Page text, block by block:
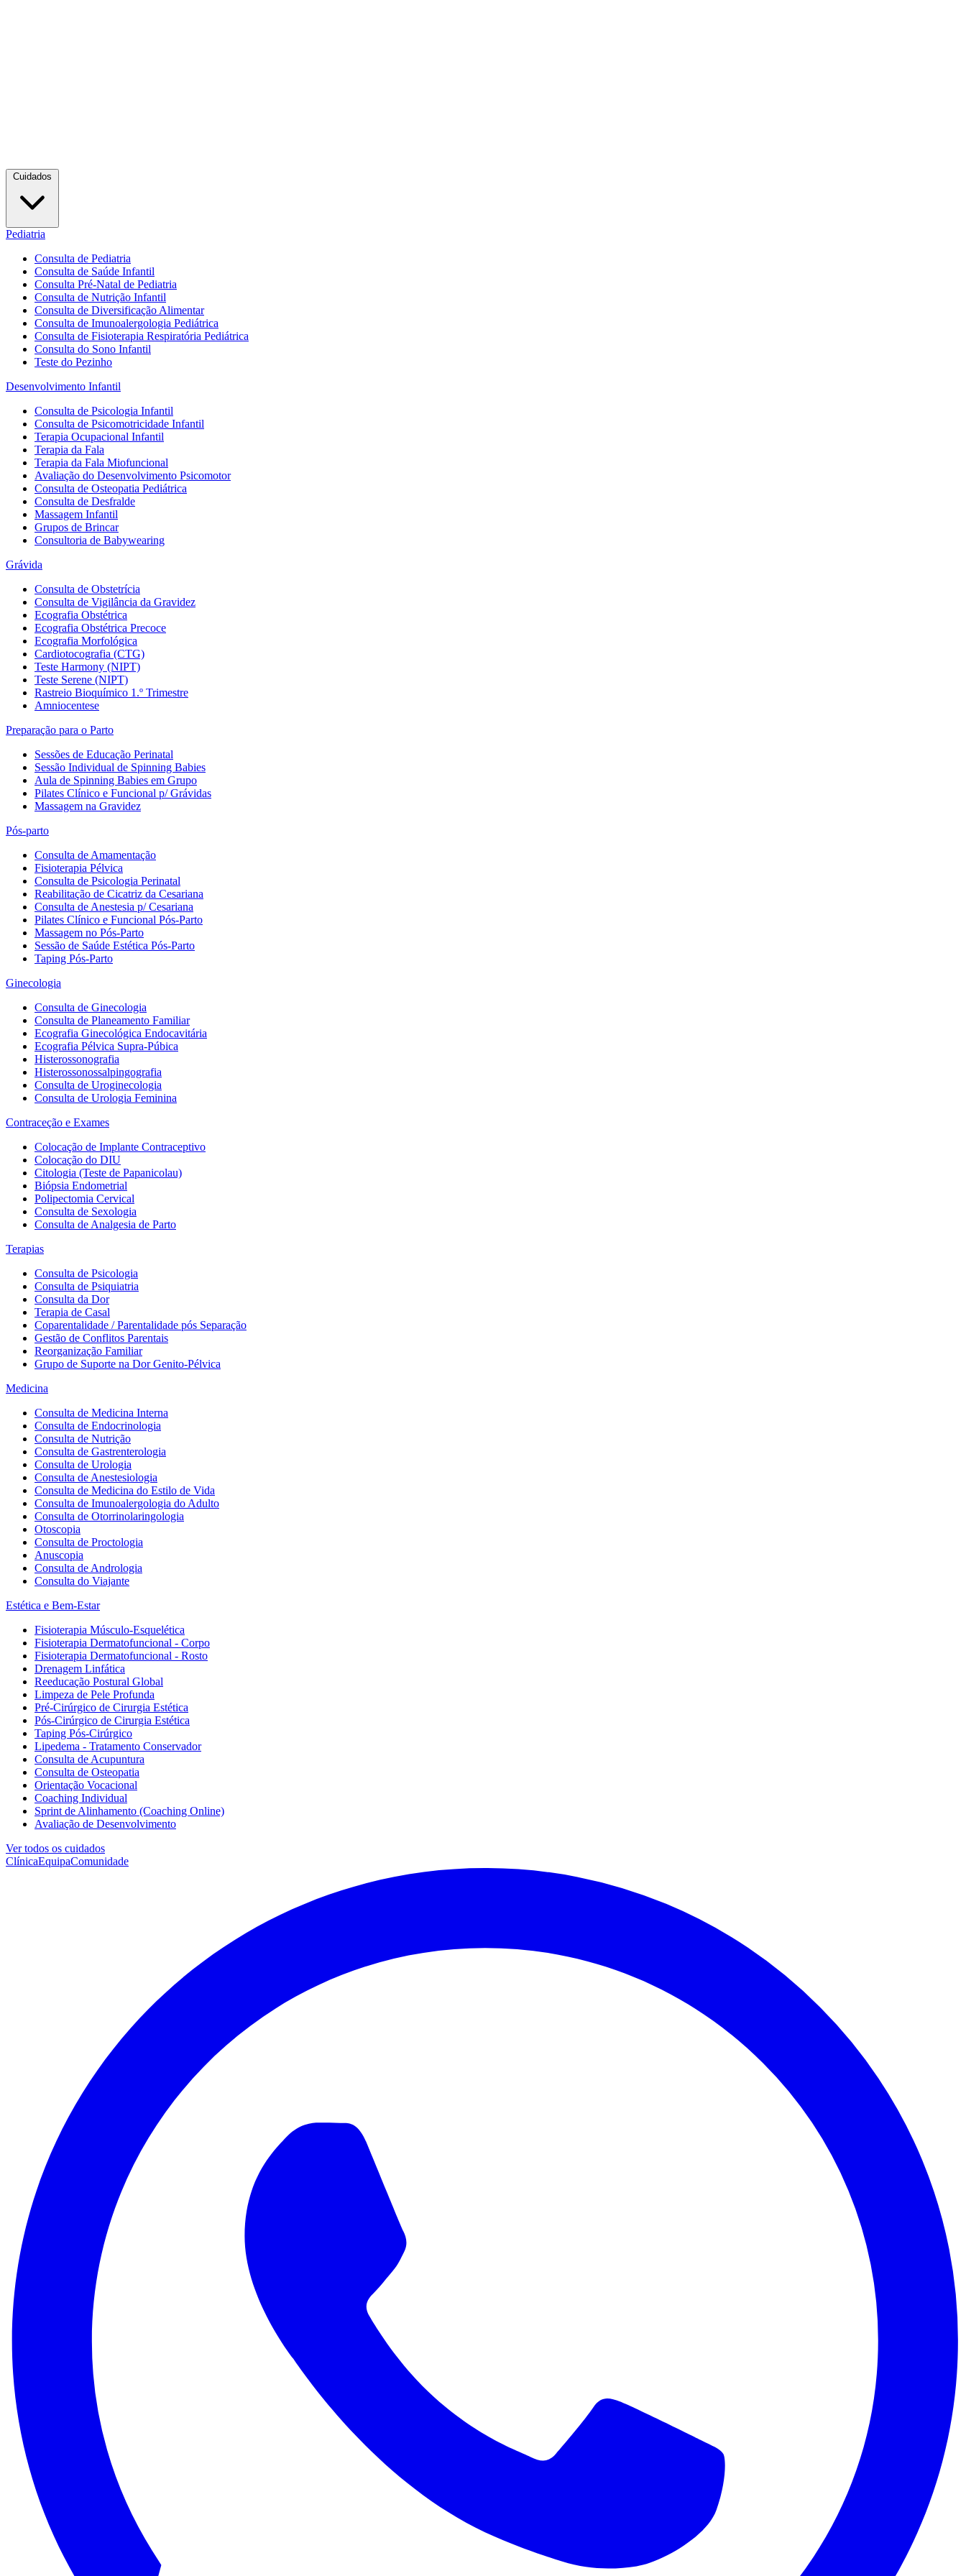
Pediatria
Consulta de Pediatria
Consulta de Saúde Infantil
Consulta Pré-Natal de Pediatria
Consulta de Nutrição Infantil
Consulta de Diversificação Alimentar
Consulta de Imunoalergologia Pediátrica
Consulta de Fisioterapia Respiratória Pediátrica
Consulta do Sono Infantil
Teste do Pezinho
Desenvolvimento Infantil
Consulta de Psicologia Infantil
Consulta de Psicomotricidade Infantil
Terapia Ocupacional Infantil
Terapia da Fala
Terapia da Fala Miofuncional
Avaliação do Desenvolvimento Psicomotor
Consulta de Osteopatia Pediátrica
Consulta de Desfralde
Massagem Infantil
Grupos de Brincar
Consultoria de Babywearing
Grávida
Consulta de Obstetrícia
Consulta de Vigilância da Gravidez
Ecografia Obstétrica
Ecografia Obstétrica Precoce
Ecografia Morfológica
Cardiotocografia (CTG)
Teste Harmony (NIPT)
Teste Serene (NIPT)
Rastreio Bioquímico 1.º Trimestre
Amniocentese
Preparação para o Parto
Sessões de Educação Perinatal
Sessão Individual de Spinning Babies
Aula de Spinning Babies em Grupo
Pilates Clínico e Funcional p/ Grávidas
Massagem na Gravidez
Pós-parto
Consulta de Amamentação
Fisioterapia Pélvica
Consulta de Psicologia Perinatal
Reabilitação de Cicatriz da Cesariana
Consulta de Anestesia p/ Cesariana
Pilates Clínico e Funcional Pós-Parto
Massagem no Pós-Parto
Sessão de Saúde Estética Pós-Parto
Taping Pós-Parto
Ginecologia
Consulta de Ginecologia
Consulta de Planeamento Familiar
Ecografia Ginecológica Endocavitária
Ecografia Pélvica Supra-Púbica
Histerossonografia
Histerossonossalpingografia
Consulta de Uroginecologia
Consulta de Urologia Feminina
Contraceção e Exames
Colocação de Implante Contraceptivo
Colocação do DIU
Citologia (Teste de Papanicolau)
Biópsia Endometrial
Polipectomia Cervical
Consulta de Sexologia
Consulta de Analgesia de Parto
Terapias
Consulta de Psicologia
Consulta de Psiquiatria
Consulta da Dor
Terapia de Casal
Coparentalidade / Parentalidade pós Separação
Gestão de Conflitos Parentais
Reorganização Familiar
Grupo de Suporte na Dor Genito-Pélvica
Medicina
Consulta de Medicina Interna
Consulta de Endocrinologia
Consulta de Nutrição
Consulta de Gastrenterologia
Consulta de Urologia
Consulta de Anestesiologia
Consulta de Medicina do Estilo de Vida
Consulta de Imunoalergologia do Adulto
Consulta de Otorrinolaringologia
Otoscopia
Consulta de Proctologia
Anuscopia
Consulta de Andrologia
Consulta do Viajante
Estética e Bem-Estar
Fisioterapia Músculo-Esquelética
Fisioterapia Dermatofuncional - Corpo
Fisioterapia Dermatofuncional - Rosto
Drenagem Linfática
Reeducação Postural Global
Limpeza de Pele Profunda
Pré-Cirúrgico de Cirurgia Estética
Pós-Cirúrgico de Cirurgia Estética
Taping Pós-Cirúrgico
Lipedema - Tratamento Conservador
Consulta de Acupuntura
Consulta de Osteopatia
Orientação Vocacional
Coaching Individual
Sprint de Alinhamento (Coaching Online)
Avaliação de Desenvolvimento
Ver todos os cuidados
ClínicaEquipaComunidade